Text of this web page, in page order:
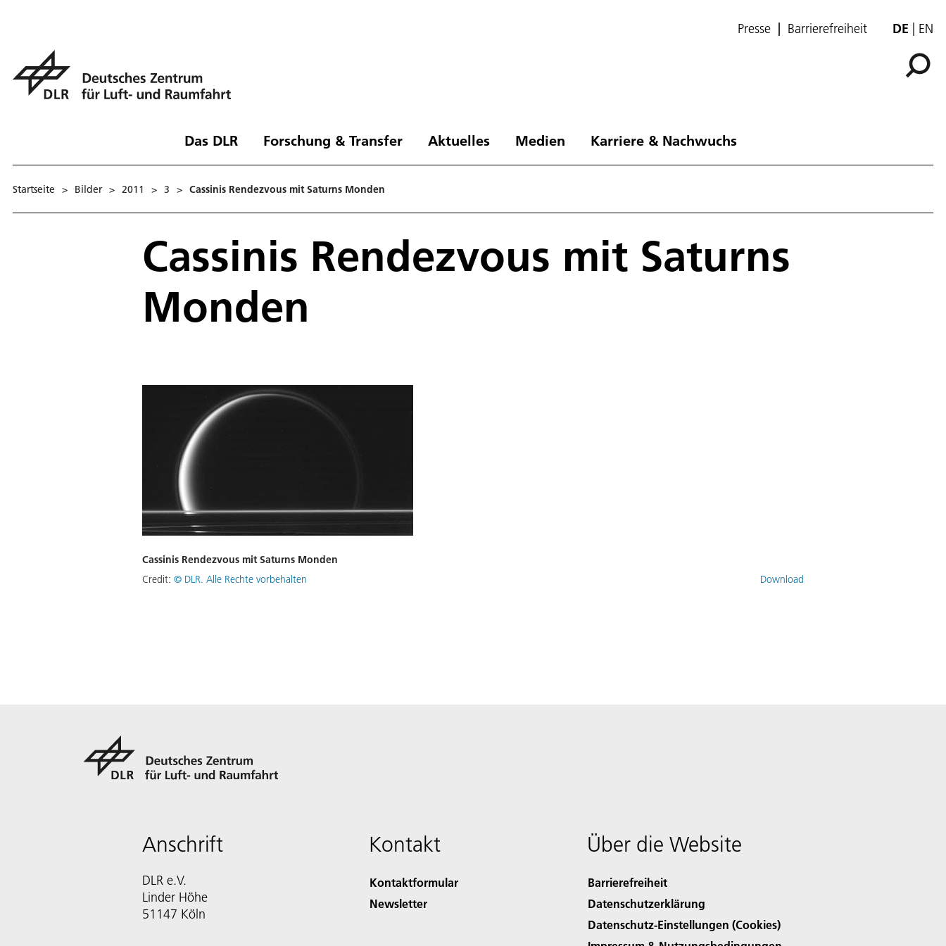
Presse Barrierefreiheit DE EN
Das DLR Forschung & Transfer Aktuelles Medien Karriere & Nachwuchs
Startseite > Bilder > 2011 > 3 > Cassinis Rendezvous mit Saturns Monden
Cassinis Rendezvous mit Saturns
Monden
Cassinis Rendezvous mit Saturns Monden
Credit: © DLR. Alle Rechte vorbehalten Download
Anschrift
DLR e.V.
Linder Höhe
51147 Köln
Kontakt
Kontaktformular
Newsletter
Über die Website
Barrierefreiheit
Datenschutzerklärung
Datenschutz-Einstellungen (Cookies)